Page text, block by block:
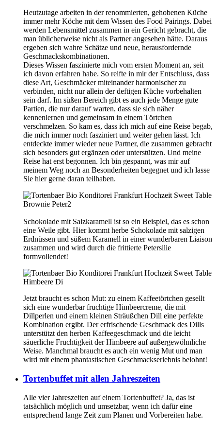
Heutzutage arbeiten in der renommierten, gehobenen Küche
immer mehr Köche mit dem Wissen des Food Pairings. Dabei
werden Lebensmittel zusammen in ein Gericht gebracht, die
man üblicherweise nicht als Partner angesehen hätte. Daraus
ergeben sich wahre Schätze und neue, herausfordernde
Geschmackskombinationen.
Dieses Wissen faszinierte mich vom ersten Moment an, seit
ich davon erfahren habe. So reifte in mir der Entschluss, dass
diese Art, Geschmäcker miteinander harmonischer zu
verbinden, nicht nur allein der deftigen Küche vorbehalten
sein darf. Im süßen Bereich gibt es auch jede Menge gute
Partien, die nur darauf warten, dass sie sich näher
kennenlernen und gemeinsam in einem Törtchen
verschmelzen. So kam es, dass ich mich auf eine Reise begab,
die mich immer noch fasziniert und weiter gehen lässt. Ich
entdeckte immer wieder neue Partner, die zusammen gebracht
sich besonders gut ergänzen oder unterstützen. Und meine
Reise hat erst begonnen. Ich bin gespannt, was mir auf
meinem Weg noch an Besonderheiten begegnet und ich lasse
Sie hier gerne daran teilhaben.
Schokolade mit Salzkaramell ist so ein Beispiel, das es schon
eine Weile gibt. Hier kommt herbe Schokolade mit salzigen
Erdnüssen und süßem Karamell in einer wunderbaren Liaison
zusammen und wird durch die frittierte Petersilie
formvollendet!
Jetzt braucht es schon Mut: zu einem Kaffeetörtchen gesellt
sich eine wunderbar fruchtige Himbeercreme, die mit
Dillperlen und einem kleinen Sträußchen Dill eine perfekte
Kombination ergibt. Der erfrischende Geschmack des Dills
unterstützt den herben Kaffeegeschmack und die leicht
säuerliche Fruchtigkeit der Himbeere auf außergewöhnliche
Weise. Manchmal braucht es auch ein wenig Mut und man
wird mit einem phantastischen Geschmackserlebnis belohnt!
Tortenbuffet mit allen Jahreszeiten
Alle vier Jahreszeiten auf einem Tortenbuffet? Ja, das ist
tatsächlich möglich und umsetzbar, wenn ich dafür eine
entsprechend lange Zeit zum Planen und Vorbereiten habe.